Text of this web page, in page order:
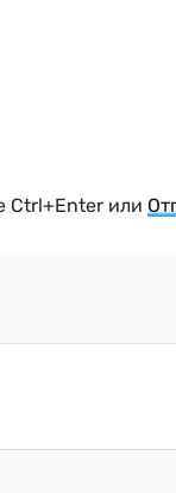
Ctrl+Enter или